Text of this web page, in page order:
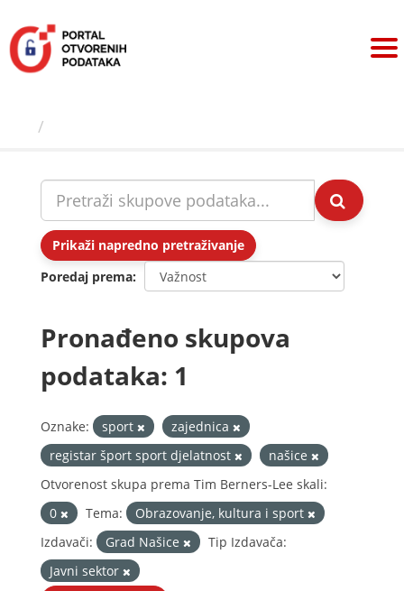
sadržaj
Prikaži napredno pretraživanje
Poredaj prema
Pronađeno skupova
podataka: 1
Oznake: sport
zajednica
registar šport sport djelatnost
našice
Otvorenost skupa prema Tim Berners-Lee skali:
0
Tema:
Obrazovanje, kultura i sport
Izdavači:
Grad Našice
Tip Izdavača:
Javni sektor